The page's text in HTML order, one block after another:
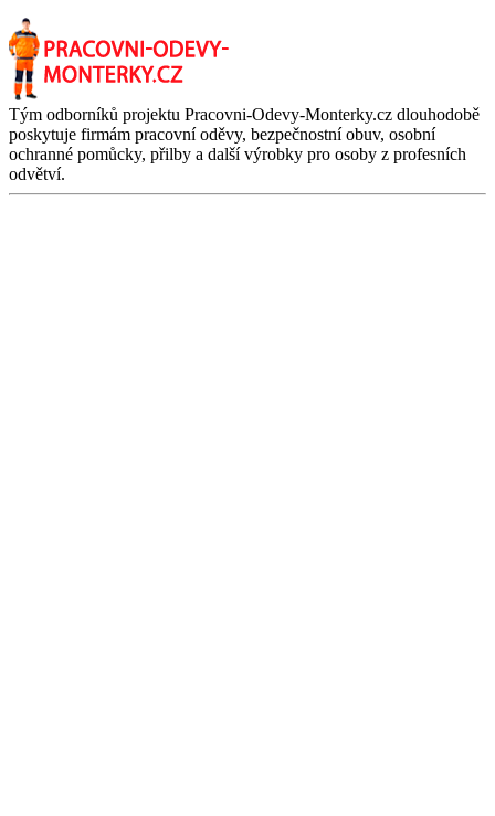
Tým odborníků projektu Pracovni-Odevy-Monterky.cz dlouhodobě
poskytuje firmám pracovní oděvy, bezpečnostní obuv, osobní
ochranné pomůcky, přilby a další výrobky pro osoby z profesních
odvětví.